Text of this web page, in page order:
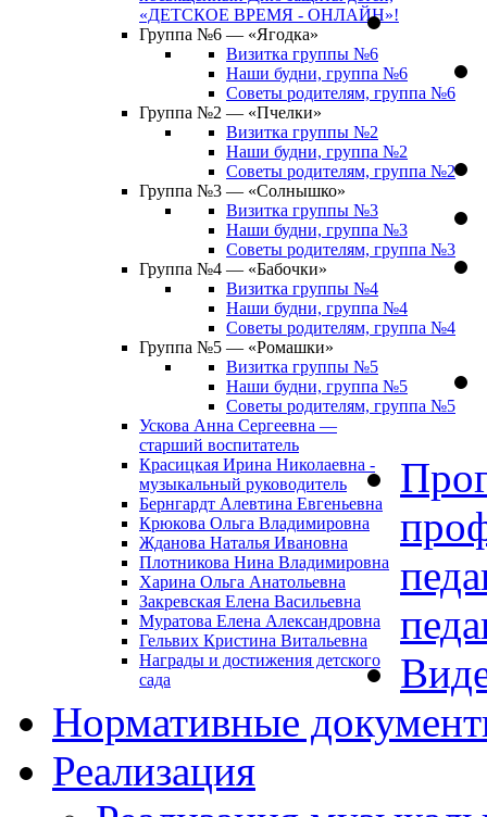
«ДЕТСКОЕ ВРЕМЯ - ОНЛАЙН»!
Группа №6 — «Ягодка»
Визитка группы №6
Наши будни, группа №6
Советы родителям, группа №6
Группа №2 — «Пчелки»
Визитка группы №2
Наши будни, группа №2
Советы родителям, группа №2
Группа №3 — «Солнышко»
Визитка группы №3
Наши будни, группа №3
Советы родителям, группа №3
Группа №4 — «Бабочки»
Визитка группы №4
Наши будни, группа №4
Советы родителям, группа №4
Группа №5 — «Ромашки»
Визитка группы №5
Наши будни, группа №5
Советы родителям, группа №5
Ускова Анна Сергеевна —
старший воспитатель
Красицкая Ирина Николаевна -
музыкальный руководитель
Бернгардт Алевтина Евгеньевна
Крюкова Ольга Владимировна
Жданова Наталья Ивановна
Плотникова Нина Владимировна
Харина Ольга Анатольевна
Закревская Елена Васильевна
Муратова Елена Александровна
Гельвих Кристина Витальевна
Награды и достижения детского
сада
Нормативные
Реализация